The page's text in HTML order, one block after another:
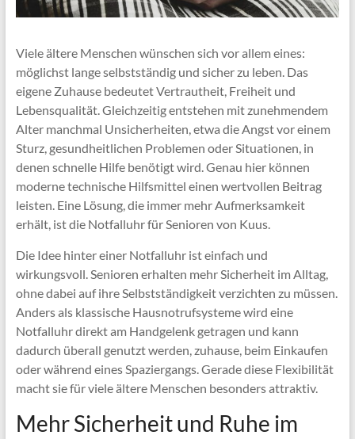
Viele ältere Menschen wünschen sich vor allem eines:
möglichst lange selbstständig und sicher zu leben. Das
eigene Zuhause bedeutet Vertrautheit, Freiheit und
Lebensqualität. Gleichzeitig entstehen mit zunehmendem
Alter manchmal Unsicherheiten, etwa die Angst vor einem
Sturz, gesundheitlichen Problemen oder Situationen, in
denen schnelle Hilfe benötigt wird. Genau hier können
moderne technische Hilfsmittel einen wertvollen Beitrag
leisten. Eine Lösung, die immer mehr Aufmerksamkeit
erhält, ist die Notfalluhr für Senioren von Kuus.
Die Idee hinter einer Notfalluhr ist einfach und
wirkungsvoll. Senioren erhalten mehr Sicherheit im Alltag,
ohne dabei auf ihre Selbstständigkeit verzichten zu müssen.
Anders als klassische Hausnotrufsysteme wird eine
Notfalluhr direkt am Handgelenk getragen und kann
dadurch überall genutzt werden, zuhause, beim Einkaufen
oder während eines Spaziergangs. Gerade diese Flexibilität
macht sie für viele ältere Menschen besonders attraktiv.
Mehr Sicherheit und Ruhe im